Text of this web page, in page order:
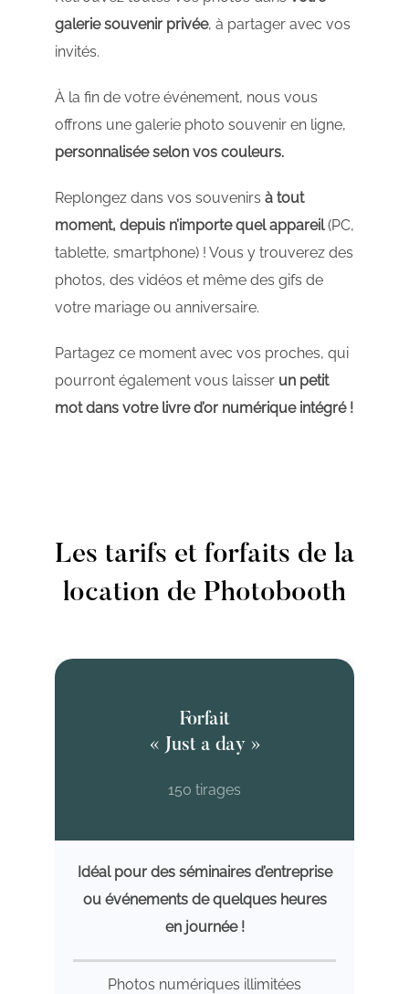
galerie souvenir privée, à partager avec vos
invités.
À la fin de votre événement, nous vous
offrons une galerie photo souvenir en ligne,
personnalisée selon vos couleurs.
Replongez dans vos souvenirs à tout
moment, depuis n’importe quel appareil(PC,
tablette, smartphone) ! Vous y trouverez des
photos, des vidéos et même des gifs de
votre mariage ou anniversaire.
Partagez ce moment avec vos proches, qui
pourront également vous laisser un petit
mot dans votre livre d’or numérique intégré !
Les tarifs et forfaits de la
location de Photobooth
Forfait
« Just a day »
150 tirages
Idéal pour des séminaires d’entreprise
ou événements de quelques heures
en journée !
Photos numériques illimitées